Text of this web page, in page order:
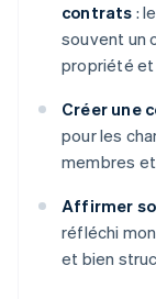
contrats :
souvent un
propriété et
Créer une
pour les
membres
Affirmer
réfléchi
et bien